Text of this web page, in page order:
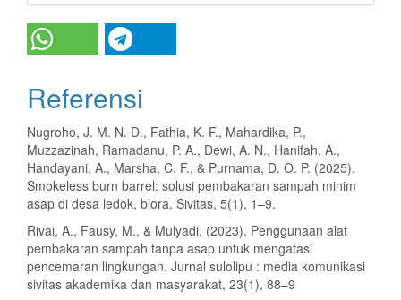
Referensi
Nugroho, J. M. N. D., Fathia, K. F., Mahardika, P.,
Muzzazinah, Ramadanu, P. A., Dewi, A. N., Hanifah, A.,
Handayani, A., Marsha, C. F., & Purnama, D. O. P. (2025).
Smokeless burn barrel: solusi pembakaran sampah minim
asap di desa ledok, blora. Sivitas, 5(1), 1–9.
Rivai, A., Fausy, M., & Mulyadi. (2023). Penggunaan alat
pembakaran sampah tanpa asap untuk mengatasi
pencemaran lingkungan. Jurnal sulolipu : media komunikasi
sivitas akademika dan masyarakat, 23(1), 88–9